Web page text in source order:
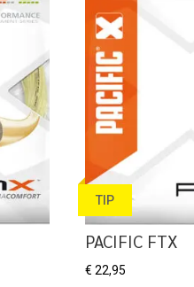
TIP
PACIFIC FTX
€ 22,95